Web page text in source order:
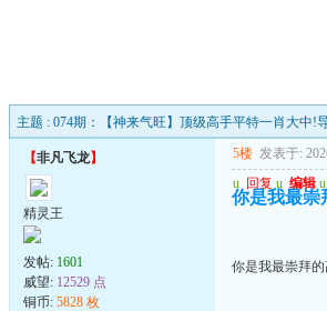
主题 : 074期：【神来气旺】顶级高手平特一肖大中!
【非凡飞龙】
精灵王
发帖: 1601
威望: 12529 点
铜币: 5828 枚
5楼 发表于:
u 回复 u 编辑 u
你是我最崇
你是我最崇拜